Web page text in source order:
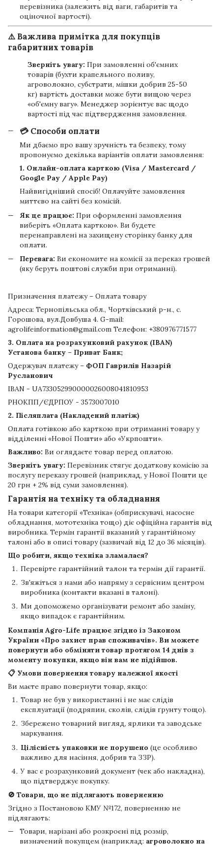
перевізника (залежить від ваги, габаритів та
оціночної вартості).
⚠️ Важлива примітка для покупців
габаритних товарів
Зверніть увагу: При замовленні об'ємних
товарів (бухти крапельного поливу,
агроволокно, субстрати, мішки добрив 25-50
кг) вартість доставки може бути вищою через
«об'ємну вагу». Менеджер зорієнтує вас щодо
вартості під час підтвердження замовлення.
💳 Способи оплати
Ми дбаємо про вашу зручність та безпеку, тому
пропонуємо декілька варіантів оплати замовлення:
1. Онлайн-оплата карткою (Visa / Mastercard /
Google Pay / Apple Pay)
Найвигідніший спосіб! Оплачуйте замовлення
миттєво на сайті без комісій.
Як це працює: При оформленні замовлення
виберіть «Оплата карткою». Ви будете
перенаправлені на захищену сторінку банку для
оплати.
Перевага: Ви економите на комісії за переказ грошей
(яку беруть поштові служби при отриманні).
Призначення платежу – Оплата товару
Адреса: Тернопільська обл., Чортківський р-н., с.
Горошова, вул.Довбуша 4. G-mail:
agrolifeinformation@gmail.com Телефон: +380976771577
3. Оплата на розрахунковий рахунок (IBAN)
Установа банку – Приват Банк;
Одержувач платежу – ФОП Гаврилів Назарій
Русланович
IBAN - UA733052990000026008041810953
РНОКПП/ЄДРПОУ - 3573007010
2. Післяплата (Накладений платіж)
Оплата готівкою або карткою при отриманні товару у
відділенні «Нової Пошти» або «Укрпошти».
Важливо: Ви оглядаєте товар перед оплатою.
Зверніть увагу: Перевізник стягує додаткову комісію за
послугу переказу грошей (наприклад, у Нової Пошти це
20 грн + 2% від суми замовлення).
Гарантія на техніку та обладнання
На товари категорії «Техніка» (обприскувачі, насосне
обладнання, мототехніка тощо) діє офіційна гарантія від
виробника. Термін гарантії вказаний у гарантійному
талоні або в описі товару (зазвичай від 12 до 36 місяців).
Що робити, якщо техніка зламалася?
Перевірте гарантійний талон та термін дії гарантії.
Зв'яжіться з нами або напряму з сервісним центром
виробника (контакти вказані в талоні).
Ми допоможемо організувати ремонт або заміну,
якщо випадок є гарантійним.
Компанія Agro-Life працює згідно із Законом
України «Про захист прав споживачів». Ви можете
повернути або обміняти товар протягом 14 днів з
моменту покупки, якщо він вам не підійшов.
📋 Умови повернення товару належної якості
Ви маєте право повернути товар, якщо:
Товар не був у використанні і не має слідів
експлуатації (подряпин, сколів, слідів ґрунту тощо).
Збережено товарний вигляд, ярлики та заводське
маркування.
Цілісність упаковки не порушено (це особливо
важливо для насіння, добрив та ЗЗР).
У вас є розрахунковий документ (чек або накладна),
що підтверджує покупку.
🚫 Товари, що не підлягають поверненню
Згідно з Постановою КМУ №172, поверненню не
підлягають:
Товари, нарізані або розкроєні під розмір,
визначений покупцем (наприклад: агроволокно на